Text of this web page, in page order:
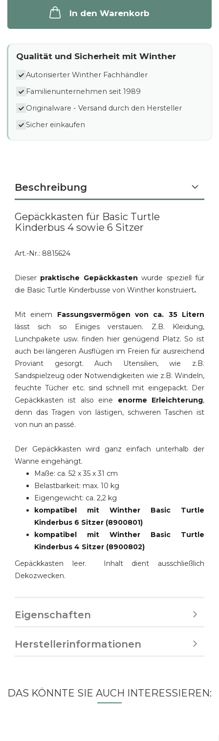
In den Warenkorb
Qualität und Sicherheit mit Winther
Autorisierter Winther Fachhändler
Familienunternehmen seit 1989
Originalware - Versand durch den Hersteller
Sicher einkaufen
Beschreibung
Gepäckkasten für Basic Turtle
Kinderbus 4 sowie 6 Sitzer
Art.-Nr.: 8815624
Dieser praktische Gepäckkastenwurde speziell für
die Basic Turtle Kinderbusse von Winther konstruiert.
Mit einem Fassungsvermögen von ca. 35 Litern
lässt sich so Einiges verstauen. Z.B. Kleidung,
Lunchpakete usw. finden hier genügend Platz. So ist
auch bei längeren Ausflügen im Freien für ausreichend
Proviant gesorgt. Auch Utensilien, wie z.B.
Sandspielzeug oder Notwendigkeiten wie z.B. Windeln,
feuchte Tücher etc. sind schnell mit eingepackt. Der
Gepäckkasten ist also eine enorme Erleichterung,
denn das Tragen von lästigen, schweren Taschen ist
von nun an passé.
Der Gepäckkasten wird ganz einfach unterhalb der
Wanne eingehängt.
Maße: ca. 52 x 35 x 31 cm
Belastbarkeit: max. 10 kg
Eigengewicht: ca. 2,2 kg
kompatibel mit Winther Basic Turtle
Kinderbus 6 Sitzer (8900801)
kompatibel mit Winther Basic Turtle
Kinderbus 4 Sitzer (8900802)
Gepäckkasten leer. Inhalt dient ausschließlich
Dekozwecken.
Eigenschaften
Herstellerinformationen
DAS KÖNNTE SIE AUCH INTERESSIEREN: